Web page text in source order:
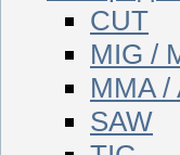
CUT
MIG /
MMA /
SAW